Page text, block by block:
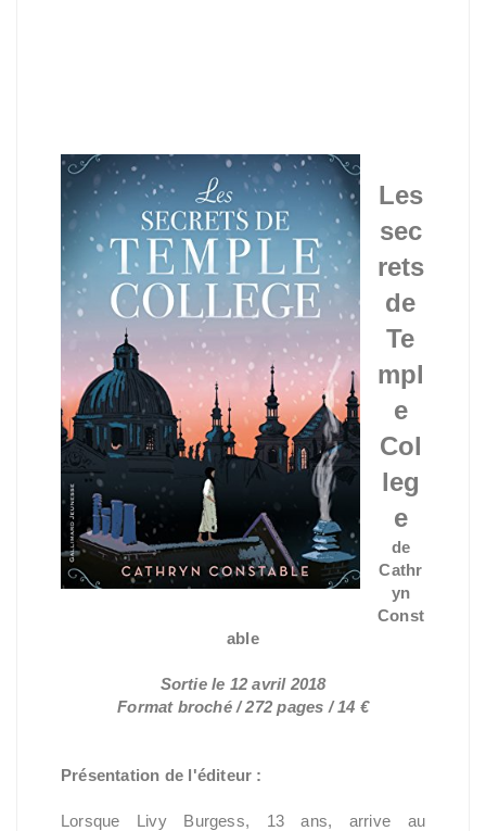
Les
sec
rets
de
Te
mpl
e
Col
leg
e
de
Cathr
yn
Const
able
Sortie le 12 avril 2018
Format broché / 272 pages / 14 €
Présentation de l'éditeur :
Lorsque Livy Burgess, 13 ans, arrive au